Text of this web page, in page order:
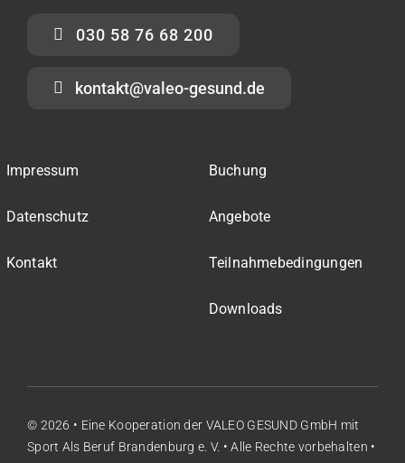
030 58 76 68 200
kontakt@valeo-gesund.de
Impressum
Datenschutz
Kontakt
Buchung
Angebote
Teilnahmebedingungen
Downloads
© 2026 • Eine Kooperation der VALEO GESUND GmbH mit
Sport Als Beruf Brandenburg e. V. • Alle Rechte vorbehalten •